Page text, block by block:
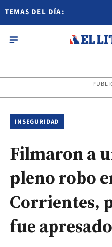
TEMAS DEL DÍA:
INSEGURIDAD
Filmaron a
pleno robo
Corrientes,
fue apresado